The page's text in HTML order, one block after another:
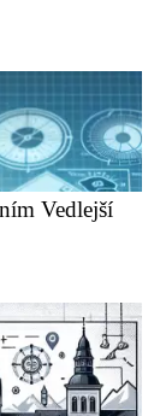
Vedlejší